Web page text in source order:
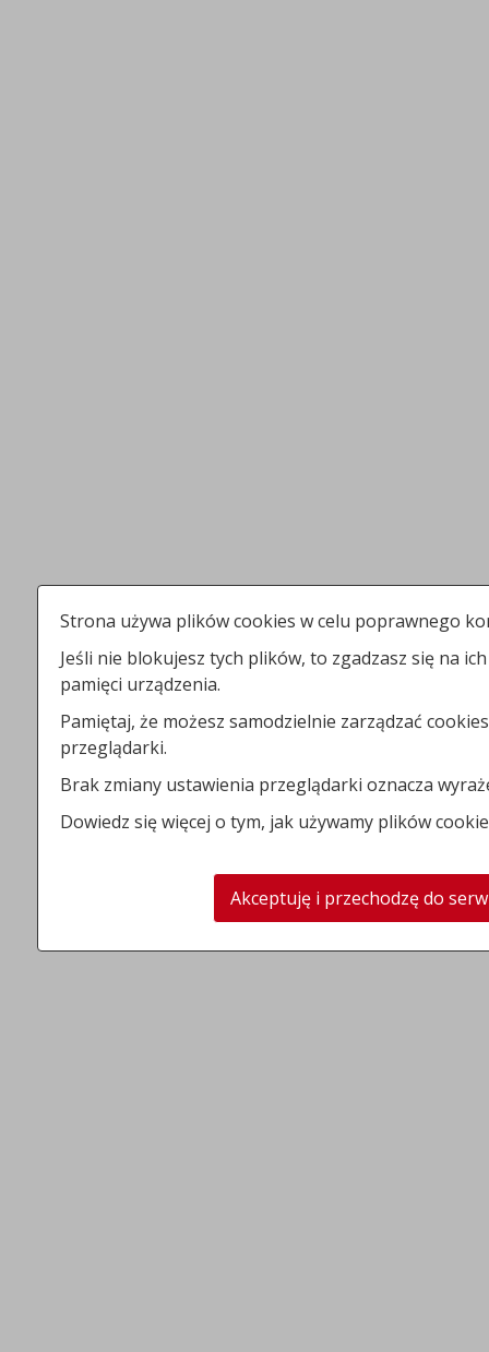
Strona używa plików cookies w celu poprawnego
Jeśli nie blokujesz tych plików, to zgadzasz się na
pamięci urządzenia.
Pamiętaj, że możesz samodzielnie zarządzać
przeglądarki.
Brak zmiany ustawienia przeglądarki oznacza
Dowiedz się więcej o tym, jak używamy plików
Akceptuję i przechodzę do